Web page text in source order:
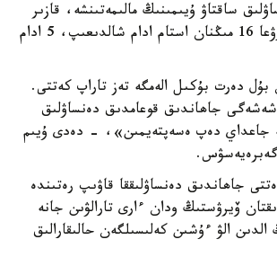
ساقتاۋ ۇيىمىنىڭ مالىمەتىنشە، قازىر
75 ەلدە اتالعان اۋرۋعا 16 مىڭنان استام ادام شالدىعىپ، 5 ادام
بۇل دەرت بۇكىل الەمگە تەز تاراپ كەتتى.
جاھاندىق قوعامدىق دەنساۋلىق
جاعداي دەپ ەسەپتەيمىن»، - دەدى ۇيىم
جاھاندىق دەنساۋلىققا قاۋىپ رەتىندە
ۆيرۋستىڭ ودان ءارى تارالۋىن جانە
الدىن الۋ ءۇشىن كەلىسىلگەن حالىقارالىق